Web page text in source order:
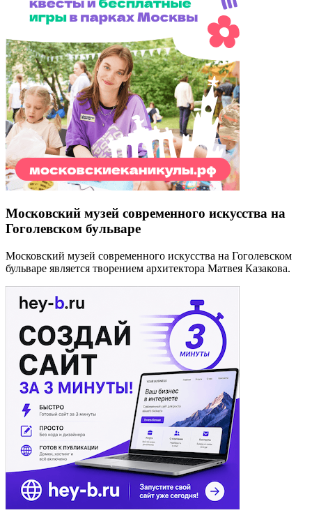
Московский музей современного искусства на
Гоголевском бульваре
Московский музей современного искусства на Гоголевском
бульваре является творением архитектора Матвея Казакова.